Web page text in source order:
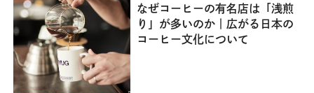
なぜコーヒーの有名店は「浅煎
り」が多いのか｜広がる日本の
コーヒー文化について